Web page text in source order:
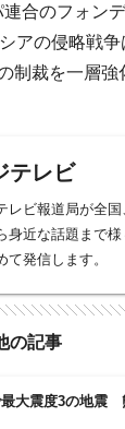
合のフォン
アの侵略戦争
制裁を一層強
テレビ
レビ報道局が全
身近な話題まで
て発信します。
の記事
大震度3の地震